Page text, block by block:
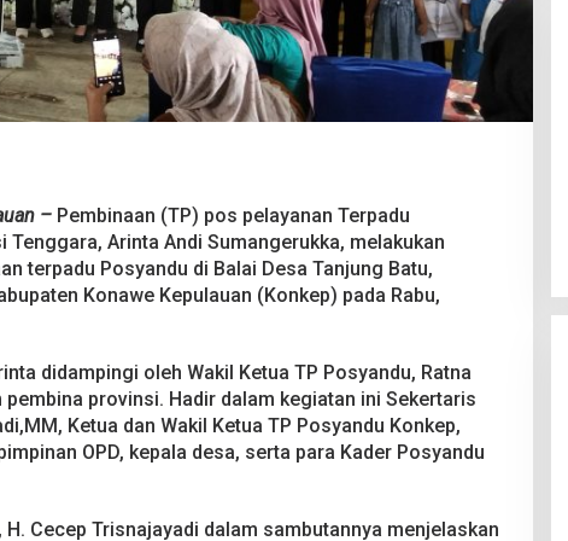
–Pembinaan (TP) pos pelayanan Terpadu
Arinta Andi Sumangerukka, melakukan
terpadu Posyandu di Balai Desa Tanjung Batu,
Konawe Kepulauan (Konkep) pada Rabu,
didampingi oleh Wakil Ketua TP Posyandu, Ratna
provinsi. Hadir dalam kegiatan ini Sekertaris
Ketua dan Wakil Ketua TP Posyandu Konkep,
OPD, kepala desa, serta para Kader Posyandu
H. Cecep Trisnajayadi dalam sambutannya menjelaskan
Ditikam
saat Pesta
2026
8.000 Liter BBM dan Ringkus 3
Tersangka
Di Kriminal, News | 20 Juni 2026